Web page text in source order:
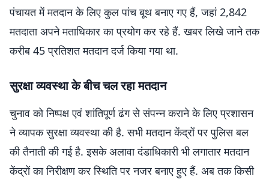
पंचायत में मतदान के लिए कुल पांच बूथ बनाए गए हैं, जहां 2,842
मतदाता अपने मताधिकार का प्रयोग कर रहे हैं. खबर लिखे जाने तक
करीब 45 प्रतिशत मतदान दर्ज किया गया था.
सुरक्षा व्यवस्था के बीच चल रहा मतदान
चुनाव को निष्पक्ष एवं शांतिपूर्ण ढंग से संपन्न कराने के लिए प्रशासन
ने व्यापक सुरक्षा व्यवस्था की है. सभी मतदान केंद्रों पर पुलिस बल
की तैनाती की गई है. इसके अलावा दंडाधिकारी भी लगातार मतदान
केंद्रों का निरीक्षण कर स्थिति पर नजर बनाए हुए हैं. अब तक किसी